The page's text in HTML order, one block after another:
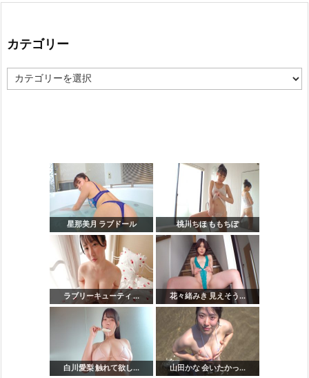
カテゴリー
テ
星那美月 ラブドール 桃川ちほ ももちぽ
ラブリーキューティ ... 花々緒みき 見えそう...
白川愛梨 触れて欲し... 山田かな 会いたかっ...